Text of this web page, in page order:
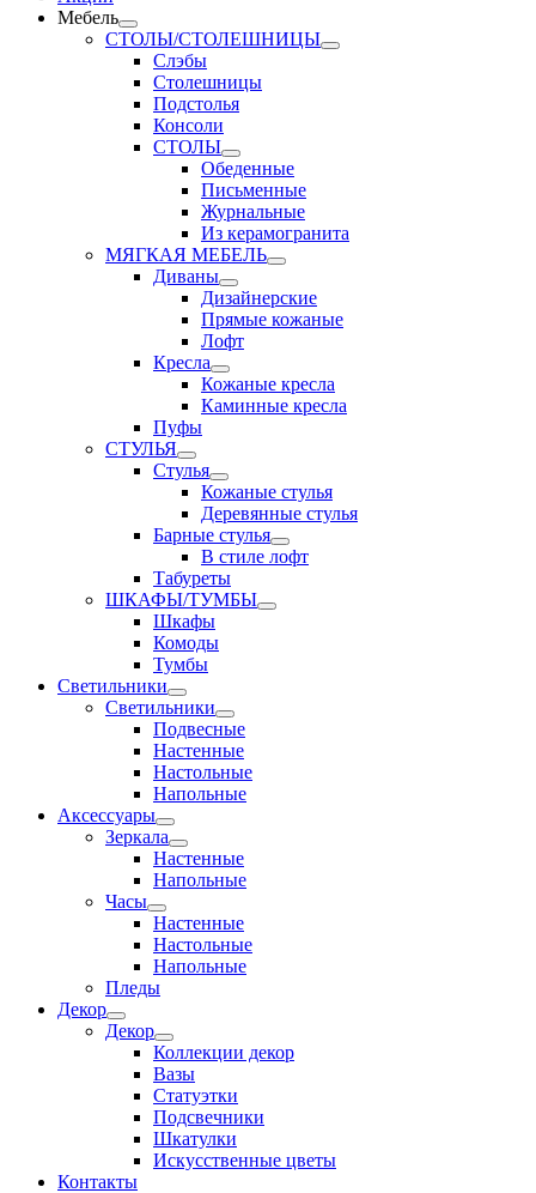
Мебель
СТОЛЫ/СТОЛЕШНИЦЫ
Слэбы
Столешницы
Подстолья
Консоли
СТОЛЫ
Обеденные
Письменные
Журнальные
Из керамогранита
МЯГКАЯ МЕБЕЛЬ
Диваны
Дизайнерские
Прямые кожаные
Лофт
Кресла
Кожаные кресла
Каминные кресла
Пуфы
СТУЛЬЯ
Стулья
Кожаные стулья
Деревянные стулья
Барные стулья
В стиле лофт
Табуреты
ШКАФЫ/ТУМБЫ
Шкафы
Комоды
Тумбы
Светильники
Светильники
Подвесные
Настенные
Настольные
Напольные
Аксессуары
Зеркала
Настенные
Напольные
Часы
Настенные
Настольные
Напольные
Пледы
Декор
Декор
Коллекции декор
Вазы
Статуэтки
Подсвечники
Шкатулки
Искусственные цветы
Контакты